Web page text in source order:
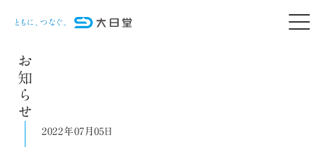
お知らせ
2022年07月05日